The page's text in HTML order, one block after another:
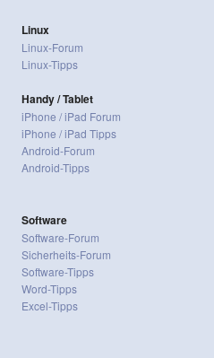
Linux
Linux-Forum
Linux-Tipps
Handy / Tablet
iPhone / iPad Forum
iPhone / iPad Tipps
Android-Forum
Android-Tipps
Software
Software-Forum
Sicherheits-Forum
Software-Tipps
Word-Tipps
Excel-Tipps